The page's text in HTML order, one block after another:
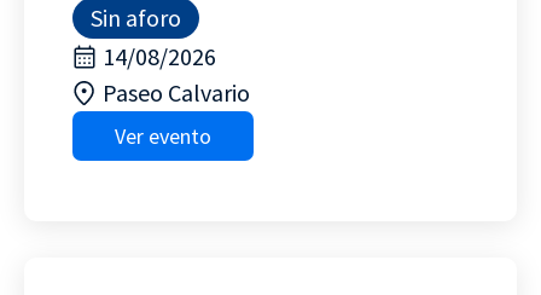
Sin aforo
14/08/2026
Paseo Calvario
Ver evento